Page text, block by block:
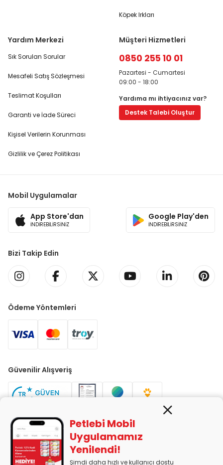
Köpek Irkları
Yardım Merkezi
Sık Sorulan Sorular
Mesafeli Satış Sözleşmesi
Teslimat Koşulları
Garanti ve İade Süreci
Kişisel Verilerin Korunması
Gizlilik ve Çerez Politikası
Müşteri Hizmetleri
0850 255 10 01
Pazartesi - Cumartesi
09:00 - 18:00
Yardıma mı ihtiyacınız var?
Destek Talebi Oluştur
Mobil Uygulamalar
App Store'dan
İNDİREBİLİRSİNİZ
Google Play'den
İNDİREBİLİRSİNİZ
Bizi Takip Edin
Ödeme Yöntemleri
Güvenilir Alışveriş
PETLEBİ EVCİL HAYVAN ÜRÜNLERİ PAZ. SAN. TİC. LTD. ŞTİ. Alaşarköy
Mah. 1. Alaşar Cad. No: 9 Osmangazi/Bursa
Petlebi Mobil
Uygulamamız
Yenilendi!
Şimdi daha hızlı ve kullanıcı dostu